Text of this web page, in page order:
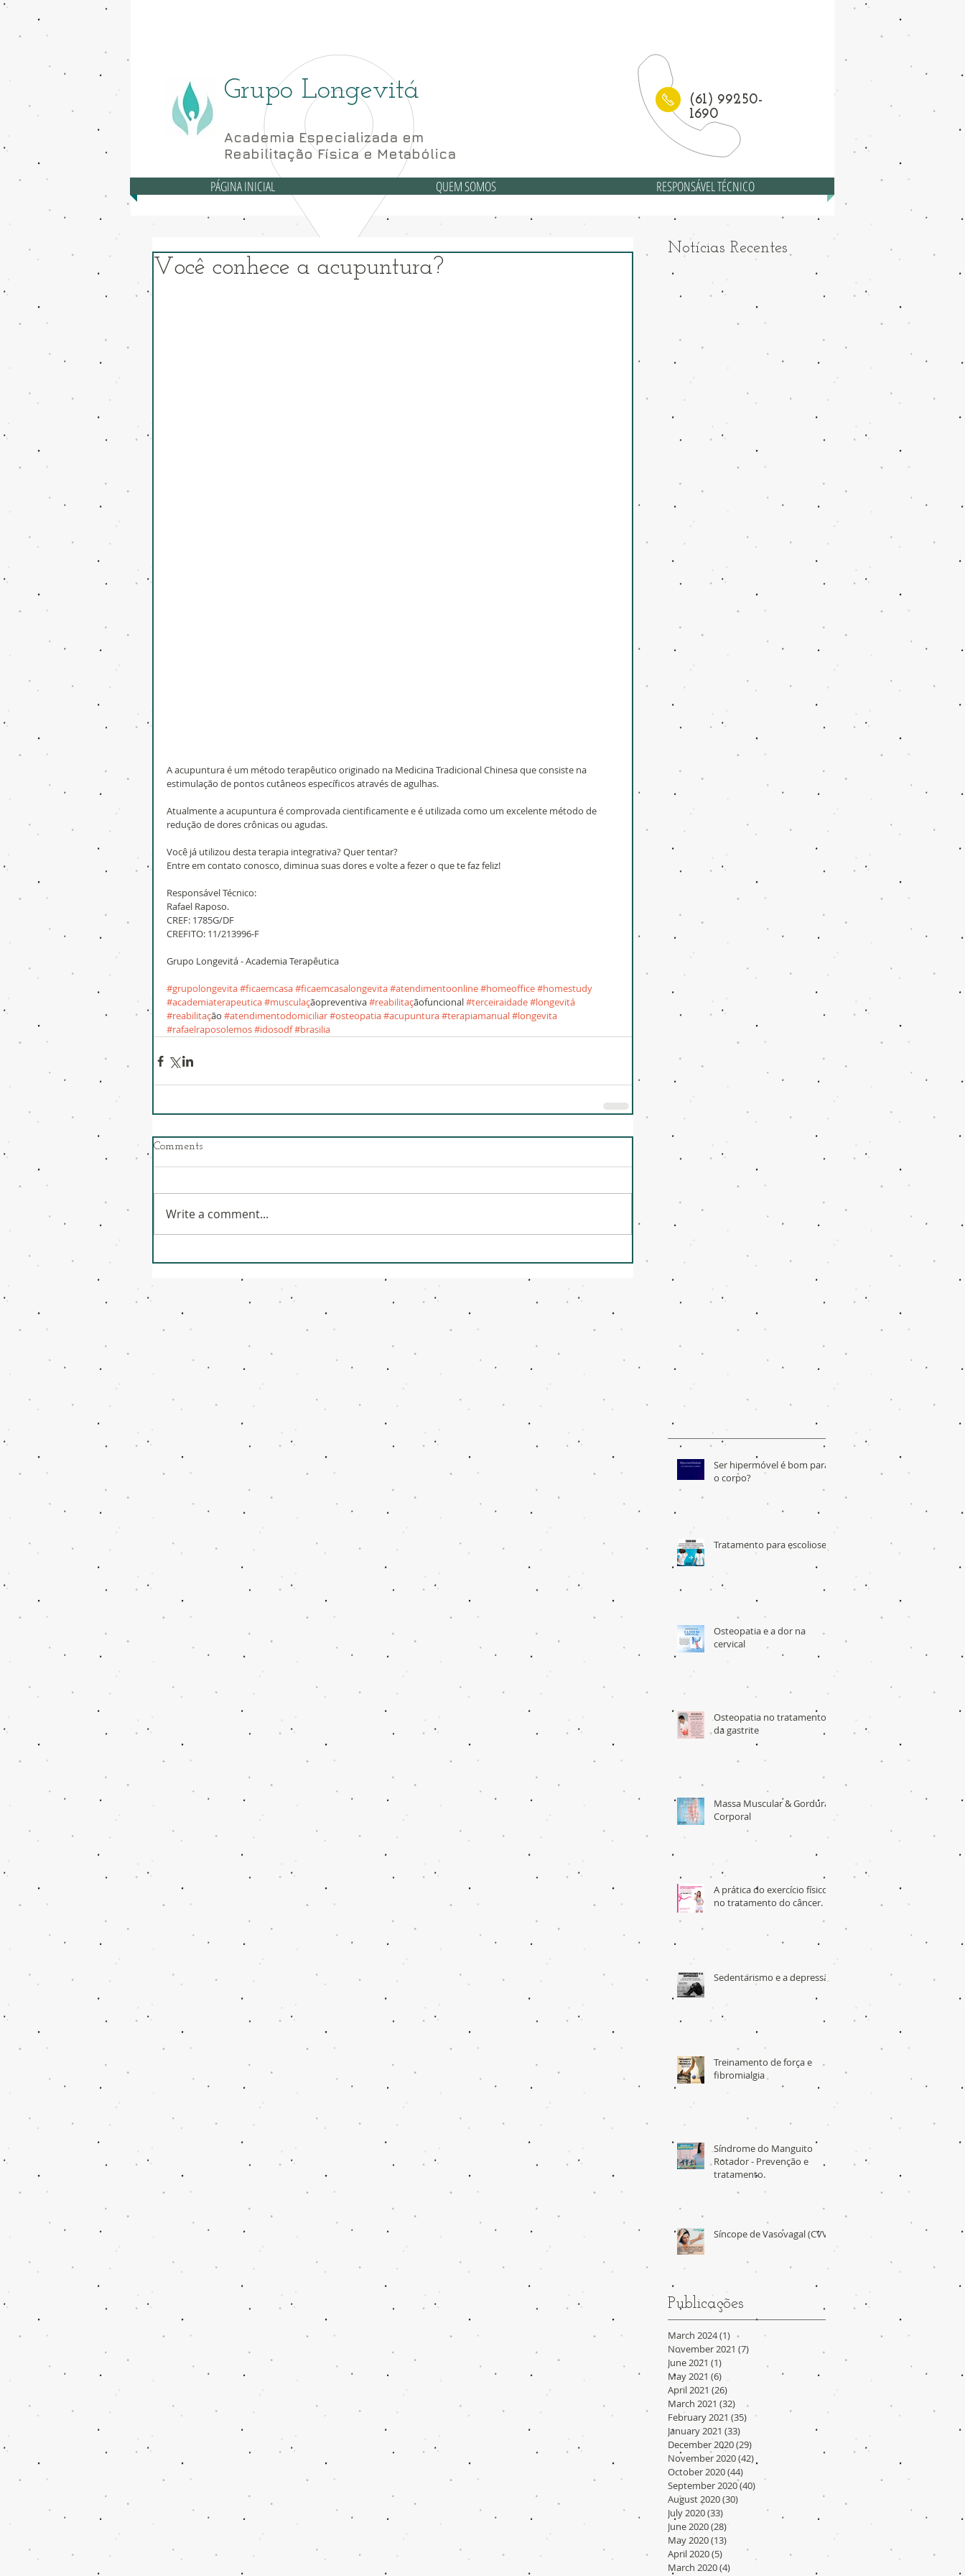
Grupo Longevitá
Academia Especializada em
Reabilitação Física e Metabólica
(61) 99250-
1690
PÁGINA INICIAL QUEM SOMOS RESPONSÁVEL TÉCNICO
Você conhece a acupuntura?
A acupuntura é um método terapêutico originado na Medicina Tradicional Chinesa que consiste na
estimulação de pontos cutâneos específicos através de agulhas.
Atualmente a acupuntura é comprovada cientificamente e é utilizada como um excelente método de
redução de dores crônicas ou agudas.
Você já utilizou desta terapia integrativa? Quer tentar?
Entre em contato conosco, diminua suas dores e volte a fezer o que te faz feliz!
Responsável Técnico:
Rafael Raposo.
CREF: 1785G/DF
CREFITO: 11/213996-F
Grupo Longevitá - Academia Terapêutica
#grupolongevita#ficaemcasa#ficaemcasalongevita#atendimentoonline#homeoffice#homestudy
#academiaterapeutica#musculaçãopreventiva #reabilitaçãofuncional #terceiraidade#longevita
#reabilitação #atendimentodomiciliar#osteopatia#acupuntura#terapiamanual#longevita
#rafaelraposolemos#idosodf#brasilia
Comments
Write a comment...
Notícias Recentes
Ser hipermóvel é bom para
o corpo?
Tratamento para escoliose
Osteopatia e a dor na
cervical
Osteopatia no tratamento
da gastrite
Massa Muscular & Gordura
Corporal
A prática do exercício físico
no tratamento do câncer.
Sedentarismo e a depressão
Treinamento de força e
fibromialgia
Síndrome do Manguito
Rotador - Prevenção e
tratamento.
Síncope de Vasovagal (CVV)
Publicações
March 2024(1) 1 post
November 2021 (7)
June 2021 (1)
May 2021 (6)
April 2021 (26)
March 2021 (32) 32 posts
February 2021 (35) 35 posts
January 2021 (33)
December 2020(29)
November 2020(42)
October 2020(44)
September 2020(40)
August 2020(30)
July 2020(33)
June 2020(28)28 posts
May 2020(13)
April 2020(5) 5 posts
March 2020(4)